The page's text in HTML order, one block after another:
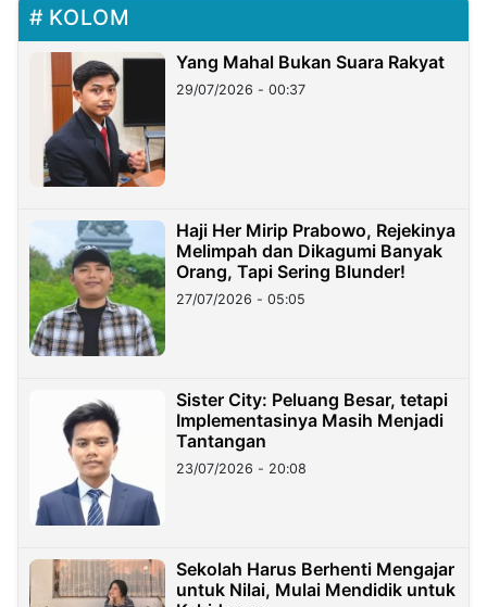
KOLOM
Yang Mahal Bukan Suara Rakyat
29/07/2026 - 00:37
Haji Her Mirip Prabowo, Rejekinya
Melimpah dan Dikagumi Banyak
Orang, Tapi Sering Blunder!
27/07/2026 - 05:05
Sister City: Peluang Besar, tetapi
Implementasinya Masih Menjadi
Tantangan
23/07/2026 - 20:08
Sekolah Harus Berhenti Mengajar
untuk Nilai, Mulai Mendidik untuk